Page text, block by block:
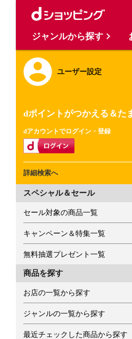
ユーザー設定
dポイントがつかえる＆た
dアカウントでログイン・登録
詳細検索へ
スペシャル＆セール
セール対象の商品一覧
キャンペーン＆特集一覧
無料抽選プレゼント一覧
商品を探す
お店の一覧から探す
ジャンルの一覧から探す
最近チェックした商品から探す
ジャンルから探す